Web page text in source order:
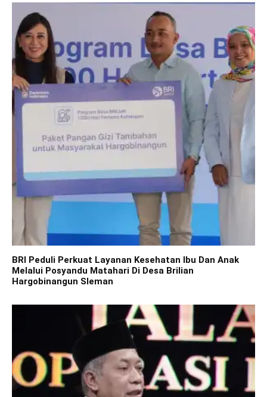
BRI Peduli Perkuat Layanan Kesehatan Ibu Dan Anak
Melalui Posyandu Matahari Di Desa Brilian
Hargobinangun Sleman